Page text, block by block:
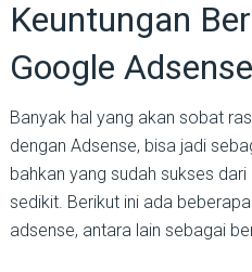
Keuntungan
Google Adsense
Banyak hal yang akan sobat
dengan Adsense, bisa jadi
bahkan yang sudah sukses
sedikit. Berikut ini ada
adsense, antara lain sebagai